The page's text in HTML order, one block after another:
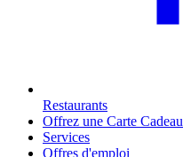
Restaurants
Offrez une Carte Cadeau
Services
Offres d'emploi